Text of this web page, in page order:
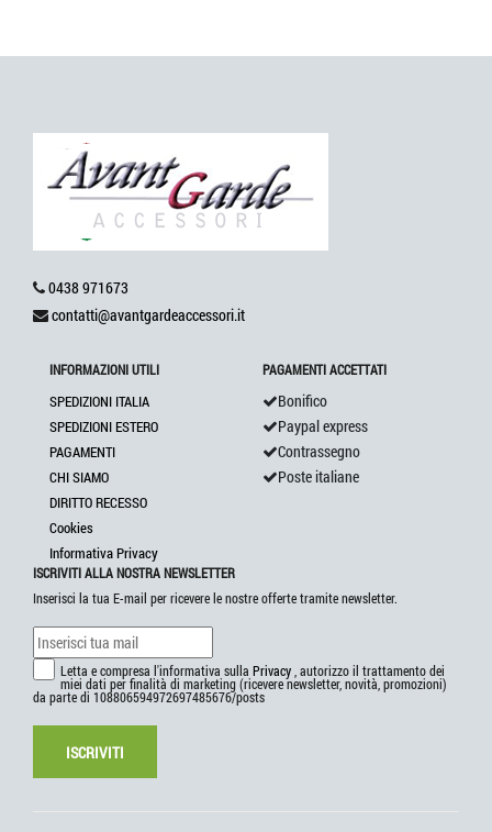
0438 971673
contatti@avantgardeaccessori.it
INFORMAZIONI UTILI
SPEDIZIONI ITALIA
SPEDIZIONI ESTERO
PAGAMENTI
CHI SIAMO
DIRITTO RECESSO
Cookies
Informativa Privacy
PAGAMENTI ACCETTATI
Bonifico
Paypal express
Contrassegno
Poste italiane
ISCRIVITI ALLA NOSTRA NEWSLETTER
Inserisci la tua E-mail per ricevere le nostre offerte tramite newsletter.
Letta e compresa l'informativa sulla Privacy, autorizzo il trattamento dei
miei dati per finalità di marketing (ricevere newsletter, novità, promozioni)
da parte di 108806594972697485676/posts
ISCRIVITI